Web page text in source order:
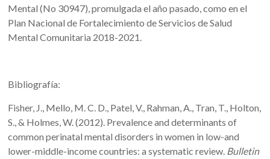
Mental (No 30947), promulgada el año pasado, como en el
Plan Nacional de Fortalecimiento de Servicios de Salud
Mental Comunitaria 2018-2021.
Bibliografía:
Fisher, J., Mello, M. C. D., Patel, V., Rahman, A., Tran, T., Holton,
S., & Holmes, W. (2012). Prevalence and determinants of
common perinatal mental disorders in women in low-and
lower-middle-income countries: a systematic review. Bulletin